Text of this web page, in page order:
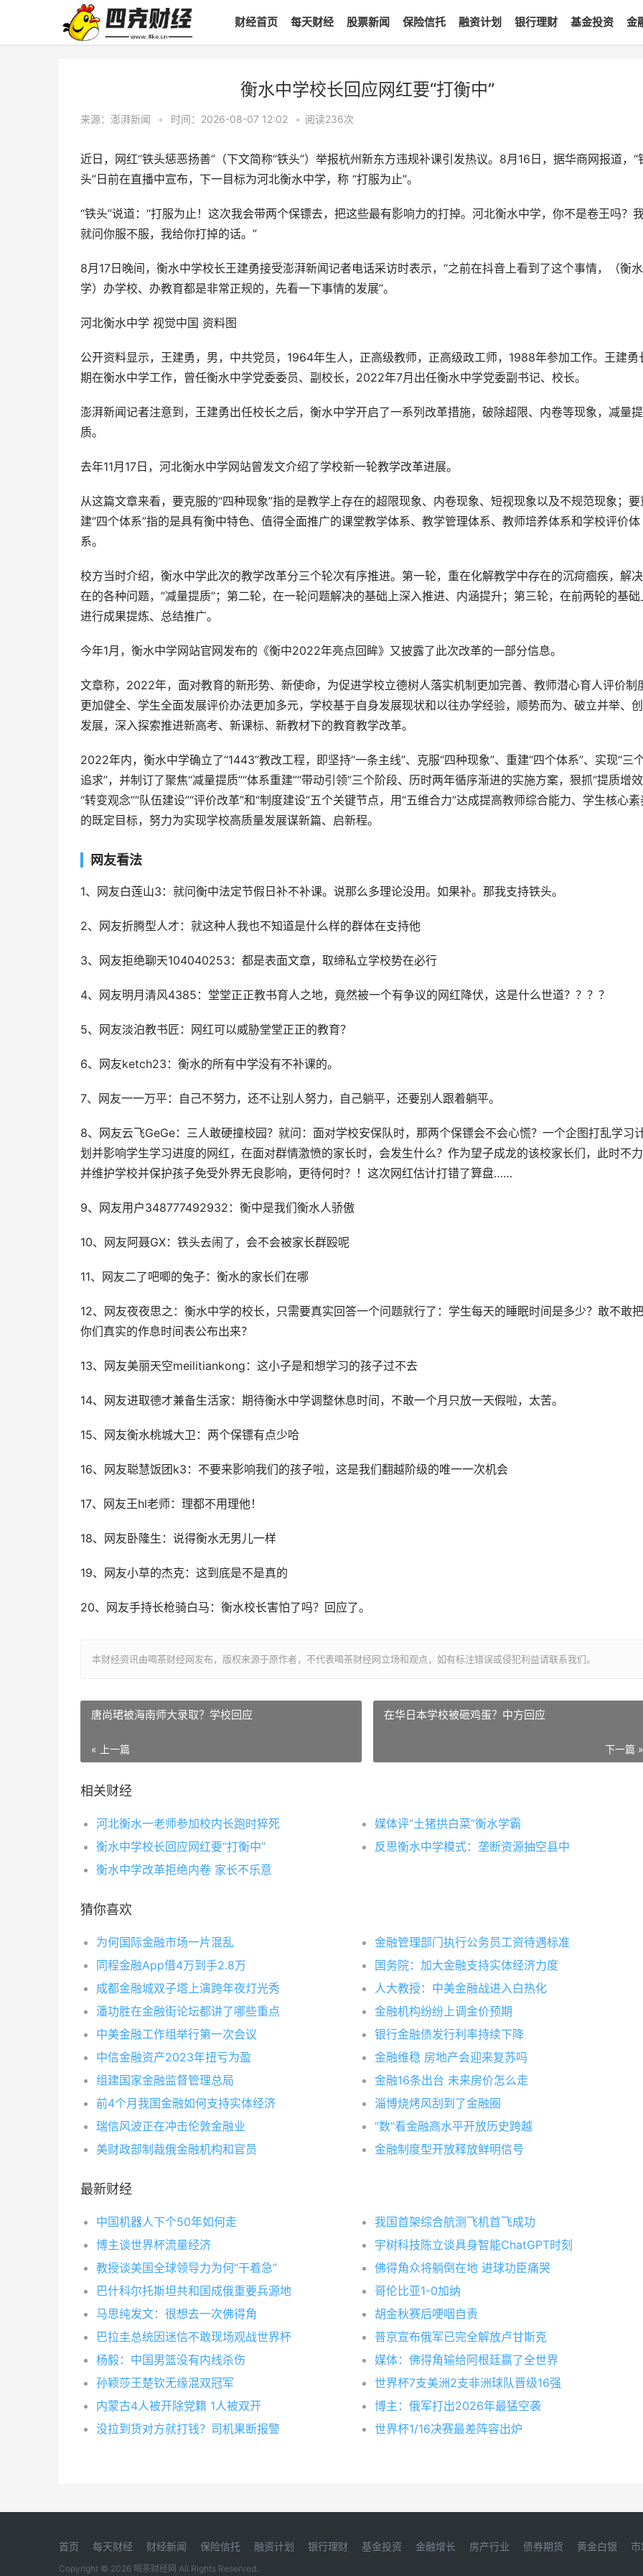
财经首页 每天财经 股票新闻 保险信托 融资计划 银行理财 基金投资 金
衡水中学校长回应网红要“打衡中”
来源：澎湃新闻 • 时间：2026-08-07 12:02 • 阅读236次
近日，网红“铁头惩恶扬善”（下文简称“铁头”）举报杭州新东方违规补课引发热议。8月16日，据华商网报道，“
头”日前在直播中宣布，下一目标为河北衡水中学，称 “打服为止”。
“铁头”说道：“打服为止！这次我会带两个保镖去，把这些最有影响力的打掉。河北衡水中学，你不是卷王吗？
就问你服不服，我给你打掉的话。”
8月17日晚间，衡水中学校长王建勇接受澎湃新闻记者电话采访时表示，“之前在抖音上看到了这个事情，（衡
学）办学校、办教育都是非常正规的，先看一下事情的发展”。
河北衡水中学 视觉中国 资料图
公开资料显示，王建勇，男，中共党员，1964年生人，正高级教师，正高级政工师，1988年参加工作。王建勇
期在衡水中学工作，曾任衡水中学党委委员、副校长，2022年7月出任衡水中学党委副书记、校长。
澎湃新闻记者注意到，王建勇出任校长之后，衡水中学开启了一系列改革措施，破除超限、内卷等现象，减量提
质。
去年11月17日，河北衡水中学网站曾发文介绍了学校新一轮教学改革进展。
从这篇文章来看，要克服的“四种现象”指的是教学上存在的超限现象、内卷现象、短视现象以及不规范现象；要
建“四个体系”指的是具有衡中特色、值得全面推广的课堂教学体系、教学管理体系、教师培养体系和学校评价体
系。
校方当时介绍，衡水中学此次的教学改革分三个轮次有序推进。第一轮，重在化解教学中存在的沉疴痼疾，解
在的各种问题，“减量提质”；第二轮，在一轮问题解决的基础上深入推进、内涵提升；第三轮，在前两轮的基础
进行成果提炼、总结推广。
今年1月，衡水中学网站官网发布的《衡中2022年亮点回眸》又披露了此次改革的一部分信息。
文章称，2022年，面对教育的新形势、新使命，为促进学校立德树人落实机制更加完善、教师潜心育人评价制
更加健全、学生全面发展评价办法更加多元，学校基于自身发展现状和以往办学经验，顺势而为、破立并举、
发展，深入探索推进新高考、新课标、新教材下的教育教学改革。
2022年内，衡水中学确立了“1443”教改工程，即坚持“一条主线”、克服“四种现象”、重建“四个体系”、实现“三
追求”，并制订了聚焦“减量提质”“体系重建”“带动引领”三个阶段、历时两年循序渐进的实施方案，狠抓“提质增
“转变观念”“队伍建设”“评价改革”和“制度建设”五个关键节点，用“五维合力”达成提高教师综合能力、学生核心素
的既定目标，努力为实现学校高质量发展谋新篇、启新程。
网友看法
1、网友白莲山3：就问衡中法定节假日补不补课。说那么多理论没用。如果补。那我支持铁头。
2、网友折腾型人才：就这种人我也不知道是什么样的群体在支持他
3、网友拒绝聊天104040253：都是表面文章，取缔私立学校势在必行
4、网友明月清风4385：堂堂正正教书育人之地，竟然被一个有争议的网红降伏，这是什么世道？？？？
5、网友淡泊教书匠：网红可以威胁堂堂正正的教育？
6、网友ketch23：衡水的所有中学没有不补课的。
7、网友一一万平：自己不努力，还不让别人努力，自己躺平，还要别人跟着躺平。
8、网友云飞GeGe：三人敢硬撞校园？就问：面对学校安保队时，那两个保镖会不会心慌？一个企图打乱学习
划并影响学生学习进度的网红，在面对群情激愤的家长时，会发生什么？作为望子成龙的该校家长们，此时不
并维护学校并保护孩子免受外界无良影响，更待何时？！这次网红估计打错了算盘……
9、网友用户348777492932：衡中是我们衡水人骄傲
10、网友阿聂GX：铁头去闹了，会不会被家长群殴呢
11、网友二了吧唧的兔子：衡水的家长们在哪
12、网友夜夜思之：衡水中学的校长，只需要真实回答一个问题就行了：学生每天的睡眠时间是多少？敢不敢把
你们真实的作息时间表公布出来？
13、网友美丽天空meilitiankong：这小子是和想学习的孩子过不去
14、网友进取德才兼备生活家：期待衡水中学调整休息时间，不敢一个月只放一天假啦，太苦。
15、网友衡水桃城大卫：两个保镖有点少哈
16、网友聪慧饭团k3：不要来影响我们的孩子啦，这是我们翻越阶级的唯一一次机会
17、网友王hl老师：理都不用理他！
18、网友卧隆生：说得衡水无男儿一样
19、网友小草的杰克：这到底是不是真的
20、网友手持长枪骑白马：衡水校长害怕了吗？回应了。
本财经资讯由喝茶财经网发布，版权来源于原作者，不代表喝茶财经网立场和观点，如有标注错误或侵犯利益请联系我们。
唐尚珺被海南师大录取？学校回应
« 上一篇
在华日本学校被砸鸡蛋？中方回应
下一篇 »
相关财经
河北衡水一老师参加校内长跑时猝死
媒体评“土猪拱白菜”衡水学霸
衡水中学校长回应网红要“打衡中”
反思衡水中学模式：垄断资源抽空县中
衡水中学改革拒绝内卷 家长不乐意
猜你喜欢
为何国际金融市场一片混乱
金融管理部门执行公务员工资待遇标准
同程金融App借4万到手2.8万
国务院：加大金融支持实体经济力度
成都金融城双子塔上演跨年夜灯光秀
人大教授：中美金融战进入白热化
潘功胜在金融街论坛都讲了哪些重点
金融机构纷纷上调金价预期
中美金融工作组举行第一次会议
银行金融债发行利率持续下降
中信金融资产2023年扭亏为盈
金融维稳 房地产会迎来复苏吗
组建国家金融监督管理总局
金融16条出台 未来房价怎么走
前4个月我国金融如何支持实体经济
淄博烧烤风刮到了金融圈
瑞信风波正在冲击伦敦金融业
“数”看金融高水平开放历史跨越
美财政部制裁俄金融机构和官员
金融制度型开放释放鲜明信号
最新财经
中国机器人下个50年如何走
我国首架综合航测飞机首飞成功
博主谈世界杯流量经济
宇树科技陈立谈具身智能ChatGPT时刻
教授谈美国全球领导力为何“干着急”
佛得角众将躺倒在地 进球功臣痛哭
巴什科尔托斯坦共和国成俄重要兵源地
哥伦比亚1-0加纳
马思纯发文：很想去一次佛得角
胡金秋赛后哽咽自责
巴拉圭总统因迷信不敢现场观战世界杯
普京宣布俄军已完全解放卢甘斯克
杨毅：中国男篮没有内线杀伤
媒体：佛得角输给阿根廷赢了全世界
孙颖莎王楚钦无缘混双冠军
世界杯7支美洲2支非洲球队晋级16强
内蒙古4人被开除党籍 1人被双开
博主：俄军打出2026年最猛空袭
没拉到货对方就打钱？司机果断报警
世界杯1/16决赛最差阵容出炉
首页 每天财经 财经新闻 保险信托 融资计划 银行理财 基金投资 金融增长 房产行业 债券期货 黄金白银 市
Copyright © 2026 喝茶财经网 All Rights Reserved.